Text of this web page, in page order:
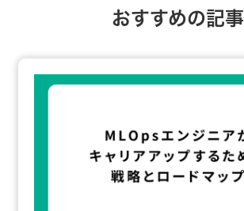
おすすめの記事